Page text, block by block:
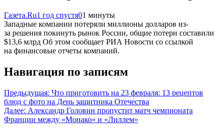
Газета.Ru1 год спустя01 минуты
Западные компании потеряли миллионы долларов из-
за решения покинуть рынок России, общие потери составили
$13,6 млрд Об этом сообщает РИА Новости со ссылкой
на финансовые отчеты компаний.
Навигация по записям
Предыдущая: Что приготовить на 23 февраля: 13 рецептов
блюд с фото на День защитника Отечества
Далее: Александр Головин пропустит матч чемпионата
Франции между «Монако» и «Лиллем»